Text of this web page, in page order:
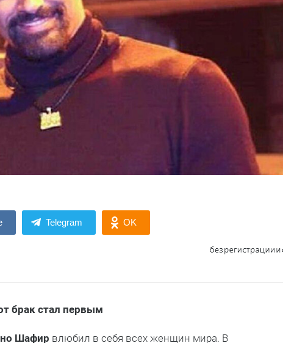
Telegram OK
брак стал первым
Шафир влюбил в себя всех женщин мира. В